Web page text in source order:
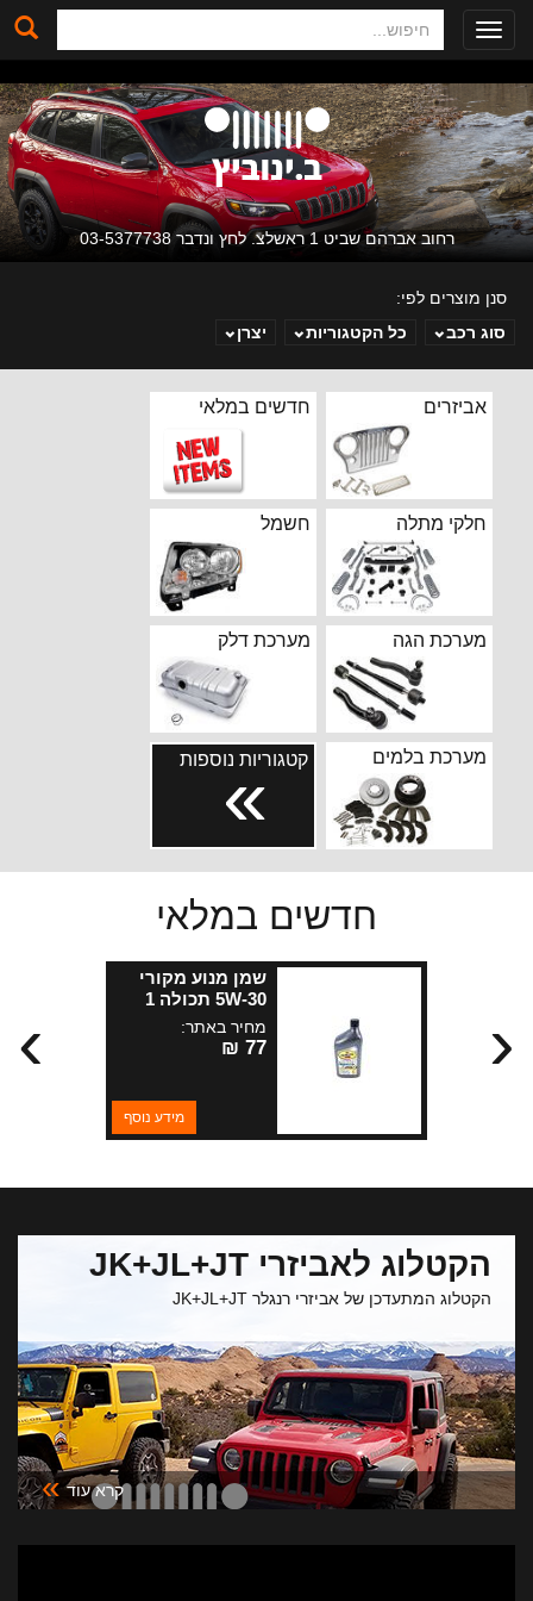
Toggle
navigation
ב. ינוביץ
רחוב אברהם שביט 1 ראשלצ. לחץ ונדבר 03-5377738
סנן מוצרים לפי:
סוג רכב
כל הקטגוריות יצרן
אביזרים חדשים במלאי
חלקי מתלה חשמל
מערכת הגה מערכת דלק
מערכת בלמים קטגוריות נוספות
››
חדשים במלאי
שמן מנוע מקורי
5W-30 תכולה 1
ליטר פנזויל למנועי
מחיר באתר:
77 ₪
מידע נוסף
› ‹
הקטלוג לאביזרי JK+JL+JT
הקטלוג המתעדכן של אביזרי רנגלר JK+JL+JT
קרא עוד »